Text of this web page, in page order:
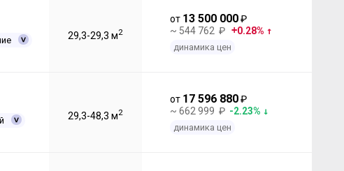
29,3-29,3 м2
от 13 500 000₽
~ 544 762 ₽
0.28%
динамика цен
29,3-48,3 м2
от 17 596 880₽
~ 662 999 ₽ -2.23%
динамика цен